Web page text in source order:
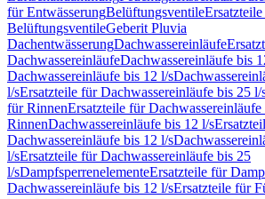
für EntwässerungBelüftungsventile
BelüftungsventileGeberit Pluvia
DachentwässerungDachwassereinläufe
DachwassereinläufeDachwassereinläufe bis
Dachwassereinläufe bis 12 l/s
l/sErsatzteile für Dachwassereinläufe bis 25 l/
für RinnenErsatzteile für
RinnenDachwassereinläufe bis 12 l/s
Dachwassereinläufe bis 12 l/s
l/sErsatzteile für Dachwassereinläufe bis 25
l/sDampfsperrenelementeErsatzteile für
Dachwassereinläufe bis 12 l/sErsatzteile für